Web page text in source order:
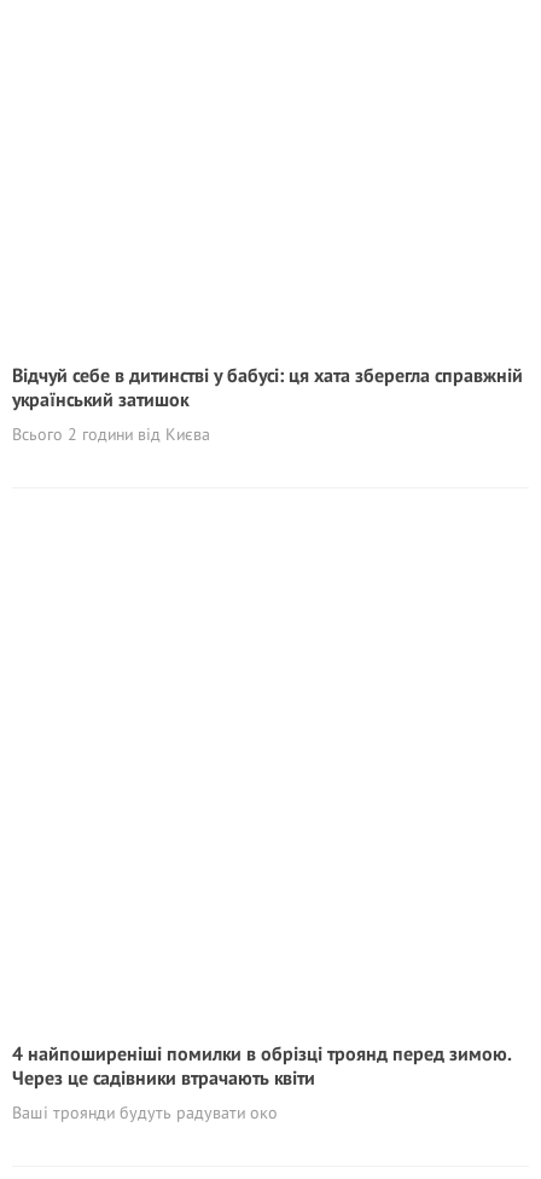
Відчуй себе в дитинстві у бабусі: ця хата зберегла справжній
український затишок
Всього 2 години від Києва
4 найпоширеніші помилки в обрізці троянд перед зимою.
Через це садівники втрачають квіти
Ваші троянди будуть радувати око